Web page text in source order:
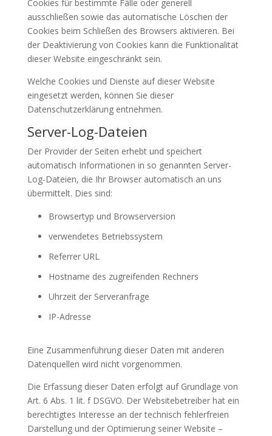
Cookies für bestimmte Fälle oder generell
ausschließen sowie das automatische Löschen der
Cookies beim Schließen des Browsers aktivieren. Bei
der Deaktivierung von Cookies kann die Funktionalität
dieser Website eingeschränkt sein.
Welche Cookies und Dienste auf dieser Website
eingesetzt werden, können Sie dieser
Datenschutzerklärung entnehmen.
Server-Log-Dateien
Der Provider der Seiten erhebt und speichert
automatisch Informationen in so genannten Server-
Log-Dateien, die Ihr Browser automatisch an uns
übermittelt. Dies sind:
Browsertyp und Browserversion
verwendetes Betriebssystem
Referrer URL
Hostname des zugreifenden Rechners
Uhrzeit der Serveranfrage
IP-Adresse
Eine Zusammenführung dieser Daten mit anderen
Datenquellen wird nicht vorgenommen.
Die Erfassung dieser Daten erfolgt auf Grundlage von
Art. 6 Abs. 1 lit. f DSGVO. Der Websitebetreiber hat ein
berechtigtes Interesse an der technisch fehlerfreien
Darstellung und der Optimierung seiner Website –